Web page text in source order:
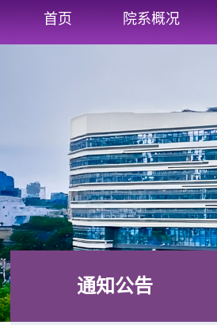
首页 院系概况
通知公告